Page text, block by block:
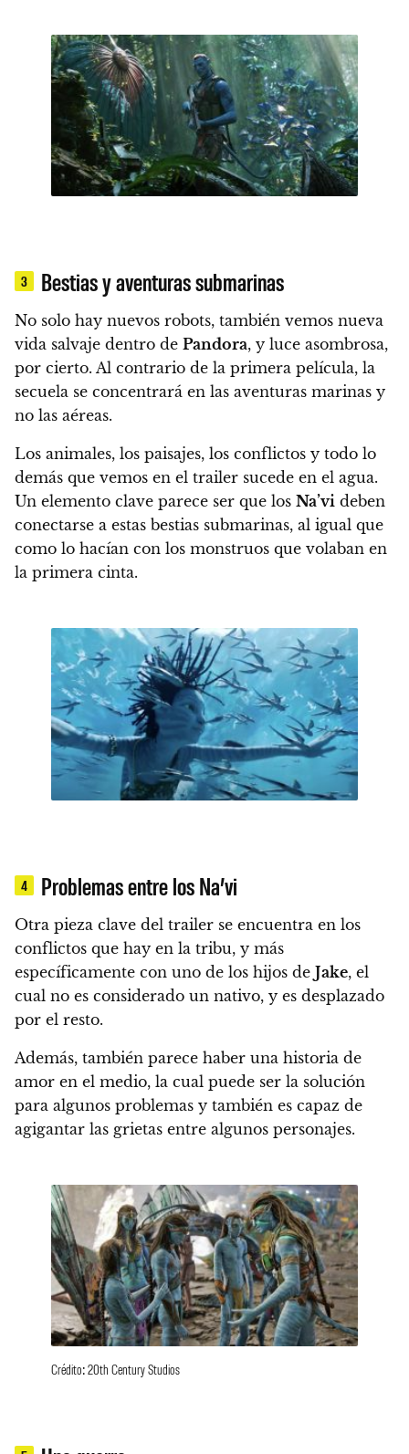
3 Bestias y aventuras submarinas
No solo hay nuevos robots, también vemos nueva
vida salvaje dentro de Pandora, y luce asombrosa,
por cierto. Al contrario de la primera película, la
secuela se concentrará en las aventuras marinas y
no las aéreas.
Los animales, los paisajes, los conflictos y todo lo
demás que vemos en el trailer sucede en el agua.
Un elemento clave parece ser que los Na’vi deben
conectarse a estas bestias submarinas, al igual que
como lo hacían con los monstruos que volaban en
la primera cinta.
4 Problemas entre los Na’vi
Otra pieza clave del trailer se encuentra en los
conflictos que hay en la tribu, y más
específicamente con uno de los hijos de Jake, el
cual no es considerado un nativo, y es desplazado
por el resto.
Además, también parece haber una historia de
amor en el medio, la cual puede ser la solución
para algunos problemas y también es capaz de
agigantar las grietas entre algunos personajes.
Crédito: 20th Century Studios